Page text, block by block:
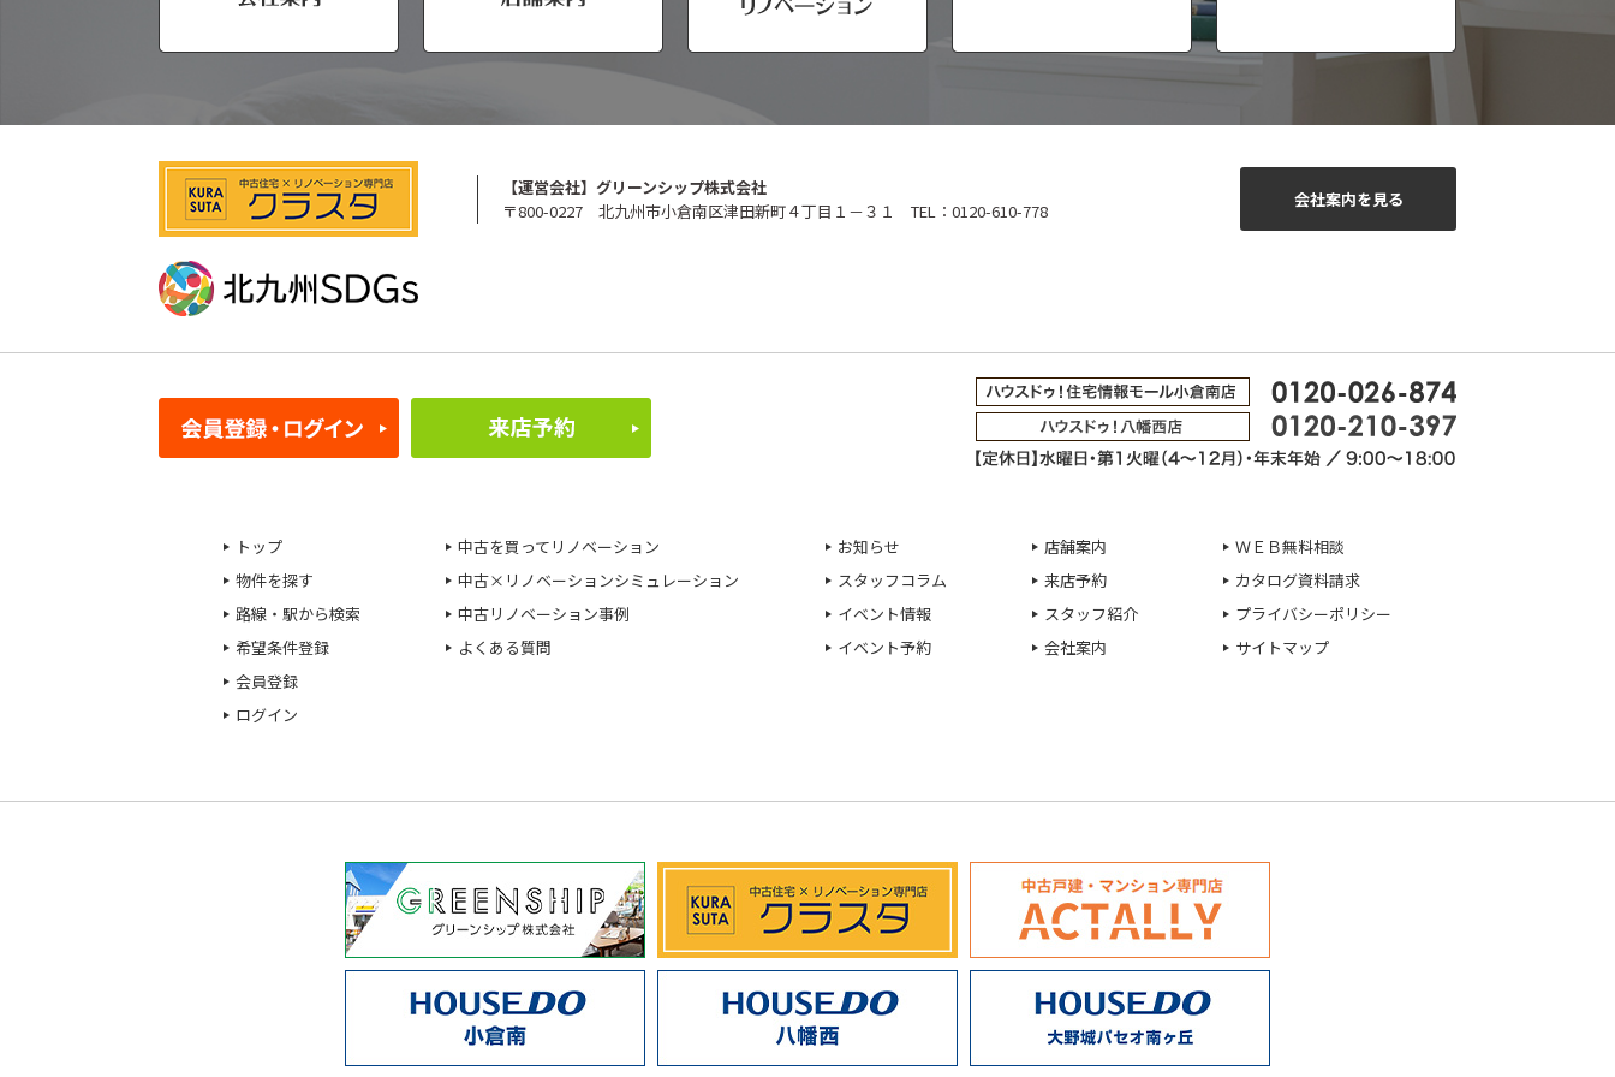
【運営会社】グリーンシップ株式会社
〒800-0227 北九州市小倉南区津田新町４丁目１－３１ TEL：0120-610-778
会社案内を見る
トップ
物件を探す
路線・駅から検索
希望条件登録
会員登録
ログイン
中古を買ってリノベーション
中古×リノベーションシミュレーション
中古リノベーション事例
よくある質問
お知らせ
スタッフコラム
イベント情報
イベント予約
店舗案内
来店予約
スタッフ紹介
会社案内
ＷＥＢ無料相談
カタログ資料請求
プライバシーポリシー
サイトマップ